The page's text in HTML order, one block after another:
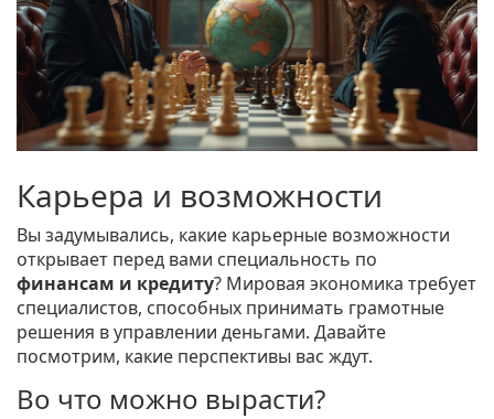
Карьера и возможности
Вы задумывались, какие карьерные возможности
открывает перед вами специальность по
финансам и кредиту? Мировая экономика требует
специалистов, способных принимать грамотные
решения в управлении деньгами. Давайте
посмотрим, какие перспективы вас ждут.
Во что можно вырасти?